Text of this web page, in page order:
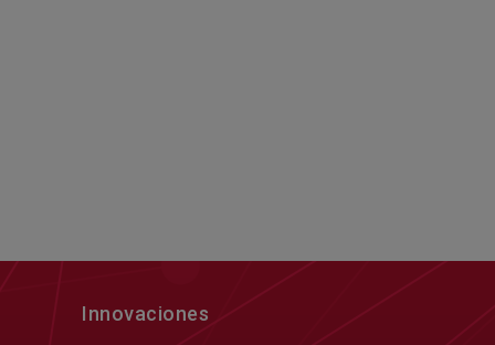
Innovaciones